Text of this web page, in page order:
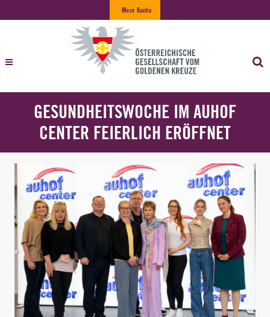
Mein Konto
GESUNDHEITSWOCHE IM AUHOF
CENTER FEIERLICH ERÖFFNET